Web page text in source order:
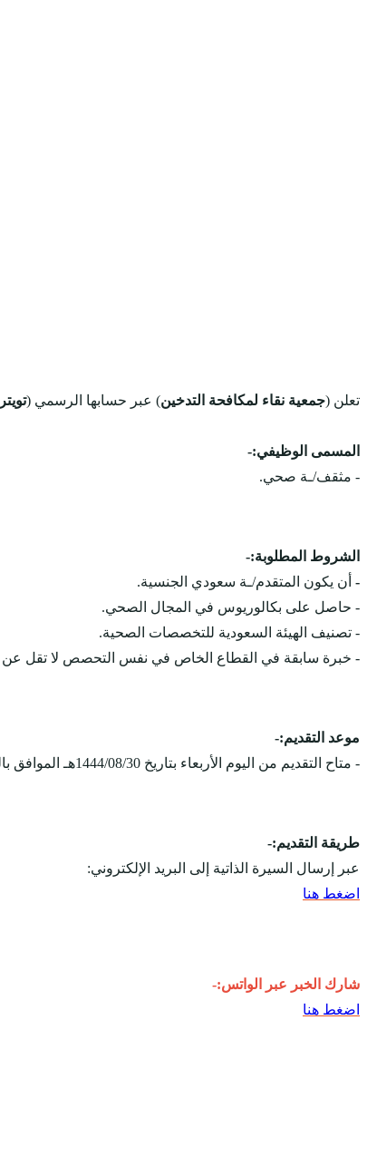
تعلن (جمعية نقاء لمكافحة التدخين) عبر حسابها الرسمي (تويتر
المسمى الوظيفي:-
- مثقف/ـة صحي.
الشروط المطلوبة:-
- أن يكون المتقدم/ـة سعودي الجنسية.
- حاصل على بكالوريوس في المجال الصحي.
- تصنيف الهيئة السعودية للتخصصات الصحية.
- خبرة سابقة في القطاع الخاص في نفس التحصص لا تقل عن 3 سنوات.
موعد التقديم:-
- متاح التقديم من اليوم الأربعاء بتاريخ 1444/08/30هـ الموافق بالميلادي 2023/03/22م، ويستمر التقديم على الوظائف حتى يوم 1444/09/05هـ الموافق بالميلادي 2023/03/27م.
طريقة التقديم:-
عبر إرسال السيرة الذاتية إلى البريد الإلكتروني:
اضغط هنا
شارك الخبر عبر الواتس:-
اضغط هنا